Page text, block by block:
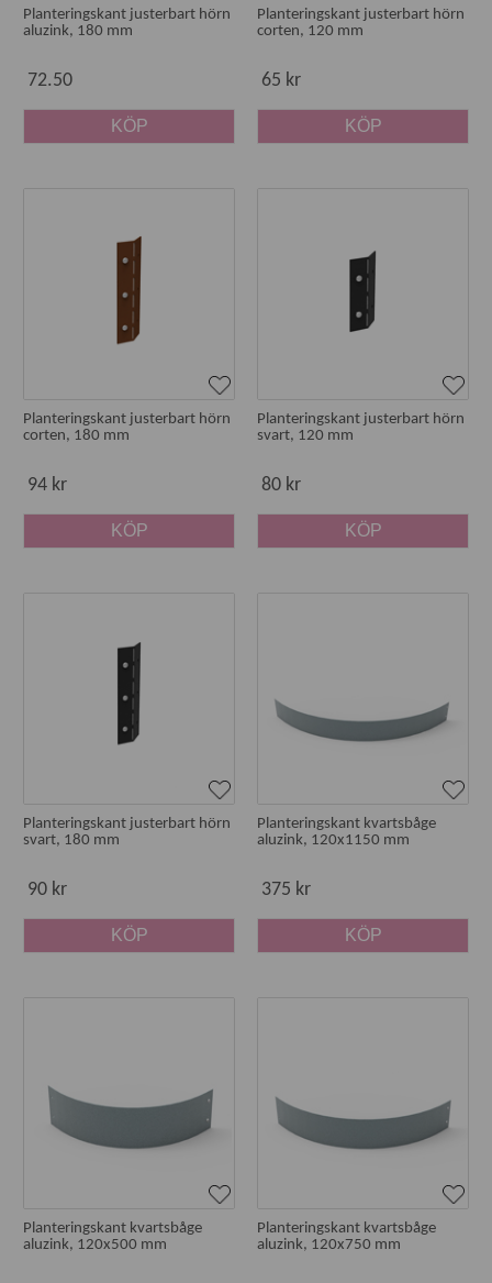
Planteringskant justerbart hörn
aluzink, 180 mm
72.50
KÖP
Planteringskant justerbart hörn
corten, 120 mm
65 kr
KÖP
Planteringskant justerbart hörn
corten, 180 mm
94 kr
KÖP
Planteringskant justerbart hörn
svart, 120 mm
80 kr
KÖP
Planteringskant justerbart hörn
svart, 180 mm
90 kr
KÖP
Planteringskant kvartsbåge
aluzink, 120x1150 mm
375 kr
KÖP
Planteringskant kvartsbåge
aluzink, 120x500 mm
Planteringskant kvartsbåge
aluzink, 120x750 mm